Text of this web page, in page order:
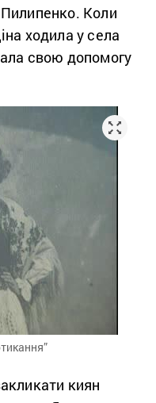
Коли
ходила у села
свою допомогу
киян